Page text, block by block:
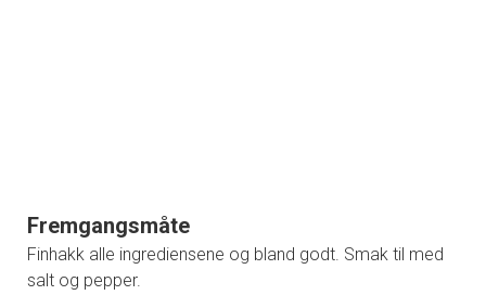
Fremgangsmåte
Finhakk alle ingrediensene og bland godt. Smak til med
salt og pepper.